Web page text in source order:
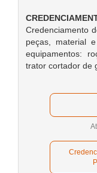
Credenciamento
peças, material
equipamentos:
trator cortador de